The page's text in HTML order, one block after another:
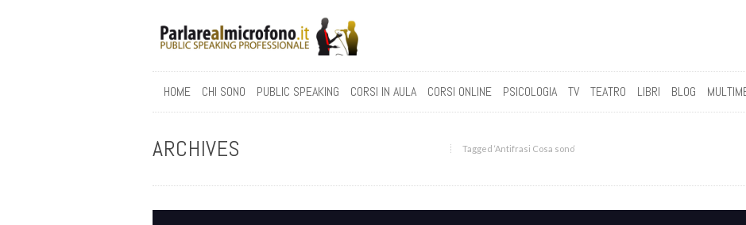
HOME CHI SONO PUBLIC SPEAKING CORSI IN AULA CORSI ONLINE PSICOLOGIA TV TEATRO LIBRI BLOG
ARCHIVES Tagged ‘Antifrasi Cosa sono‘